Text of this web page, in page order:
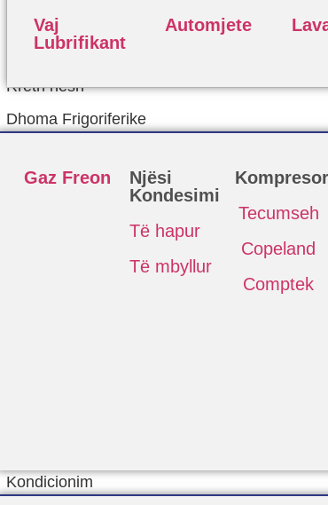
Vaj
Lubrifikant
Automjete
Rreth nesh
Dhoma Frigoriferike
Gaz Freon
Njësi
Kondesimi
Të hapur
Të mbyllur
Tecumseh
Copeland
Comptek
Kondicionim